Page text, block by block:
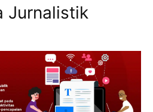
Jurnalistik